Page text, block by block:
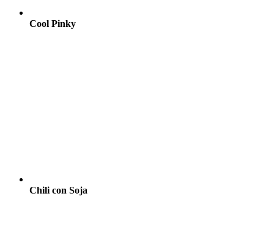
Cool Pinky
Chili con Soja